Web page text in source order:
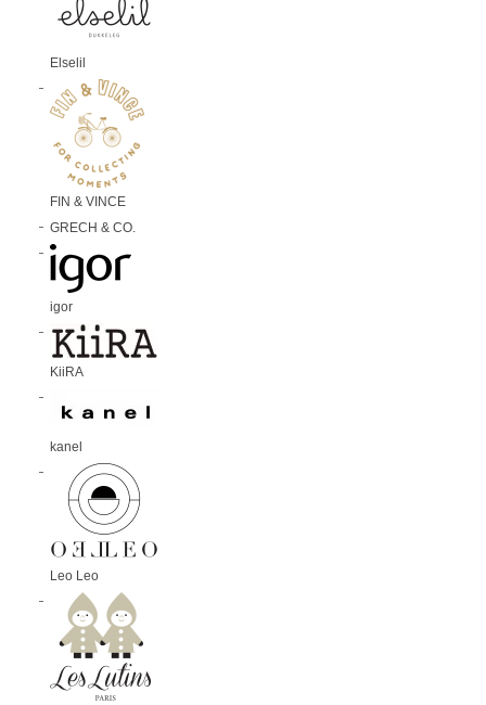
Elselil
FIN & VINCE
GRECH & CO.
igor
KiiRA
kanel
Leo Leo